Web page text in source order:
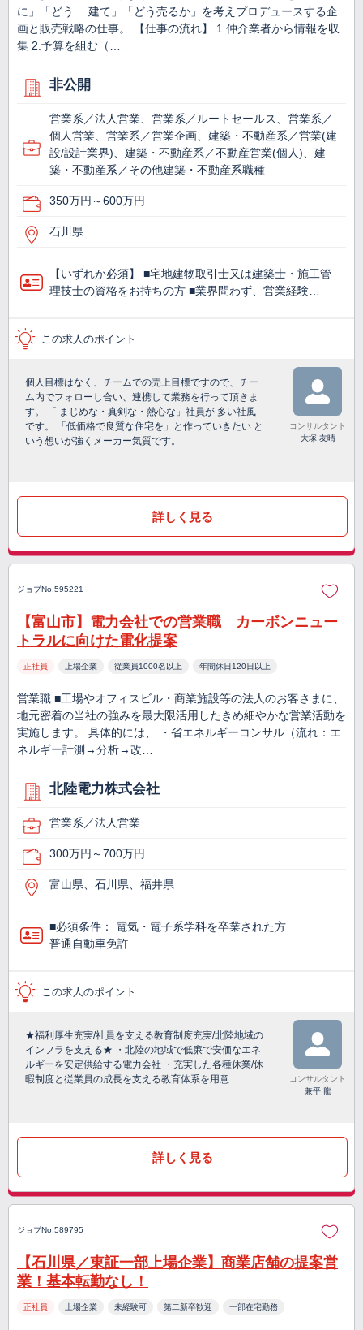
に」「どう 建て」「どう売るか」を考えプロデュースする企
画と販売戦略の仕事。 【仕事の流れ】 1.仲介業者から情報を収
集 2.予算を組む（…
非公開
営業系／法人営業、営業系／ルートセールス、営業系／
個人営業、営業系／営業企画、建築・不動産系／営業(建
設/設計業界)、建築・不動産系／不動産営業(個人)、建
築・不動産系／その他建築・不動産系職種
350万円～600万円
石川県
【いずれか必須】 ■宅地建物取引士又は建築士・施工管
理技士の資格をお持ちの方 ■業界問わず、営業経験…
この求人のポイント
個人目標はなく、チームでの売上目標ですので、チー
ム内でフォローし合い、連携して業務を行って頂きま
す。 「 まじめな・真剣な・熱心な」社員が 多い社風
です。 「低価格で良質な住宅を」と作っていきたい と
いう想いが強くメーカー気質です。
コンサルタント
大塚 友晴
詳しく見る
ジョブNo.595221
【富山市】電力会社での営業職 カーボンニュー
トラルに向けた電化提案
正社員 上場企業 従業員1000名以上 年間休日120日以上
営業職 ■工場やオフィスビル・商業施設等の法人のお客さまに、
地元密着の当社の強みを最大限活用したきめ細やかな営業活動を
実施します。 具体的には、 ・省エネルギーコンサル（流れ：エ
ネルギー計測→分析→改…
北陸電力株式会社
営業系／法人営業
300万円～700万円
富山県、石川県、福井県
■必須条件： 電気・電子系学科を卒業された方
普通自動車免許
この求人のポイント
★福利厚生充実/社員を支える教育制度充実/北陸地域の
インフラを支える★ ・北陸の地域で低廉で安価なエネ
ルギーを安定供給する電力会社 ・充実した各種休業/休
暇制度と従業員の成長を支える教育体系を用意
コンサルタント
兼平 龍
詳しく見る
ジョブNo.589795
【石川県／東証一部上場企業】商業店舗の提案営
業！基本転勤なし！
正社員 上場企業 未経験可 第二新卒歓迎 一部在宅勤務